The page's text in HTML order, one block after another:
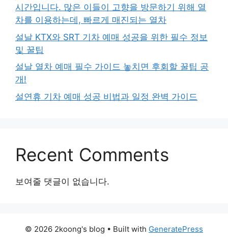
시간입니다. 많은 이들이 고향을 방문하기 위해 열
차를 이용하는데, 빠르게 매진되는 열차
설날 KTX와 SRT 기차 예매 성공을 위한 필수 정보
및 꿀팁
설날 열차 예매 필수 가이드 놓치면 후회할 꿀팁 공
개!
설연휴 기차 예매 성공 비법과 일정 완벽 가이드
Recent Comments
보여줄 댓글이 없습니다.
© 2026 2koong's blog • Built with GeneratePress